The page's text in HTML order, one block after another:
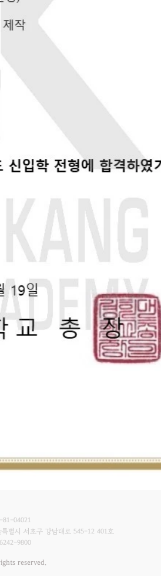
81-04021
특별시 서초구 강남대로 545-12 401호
9800
reserved.